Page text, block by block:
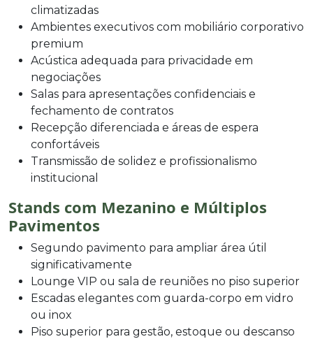
climatizadas
Ambientes executivos com mobiliário corporativo
premium
Acústica adequada para privacidade em
negociações
Salas para apresentações confidenciais e
fechamento de contratos
Recepção diferenciada e áreas de espera
confortáveis
Transmissão de solidez e profissionalismo
institucional
Stands com Mezanino e Múltiplos
Pavimentos
Segundo pavimento para ampliar área útil
significativamente
Lounge VIP ou sala de reuniões no piso superior
Escadas elegantes com guarda-corpo em vidro
ou inox
Piso superior para gestão, estoque ou descanso